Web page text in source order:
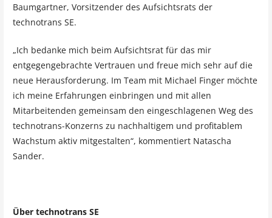
Baumgartner, Vorsitzender des Aufsichtsrats der
technotrans SE.
„Ich bedanke mich beim Aufsichtsrat für das mir
entgegengebrachte Vertrauen und freue mich sehr auf die
neue Herausforderung. Im Team mit Michael Finger möchte
ich meine Erfahrungen einbringen und mit allen
Mitarbeitenden gemeinsam den eingeschlagenen Weg des
technotrans-Konzerns zu nachhaltigem und profitablem
Wachstum aktiv mitgestalten“, kommentiert Natascha
Sander.
Über technotrans SE